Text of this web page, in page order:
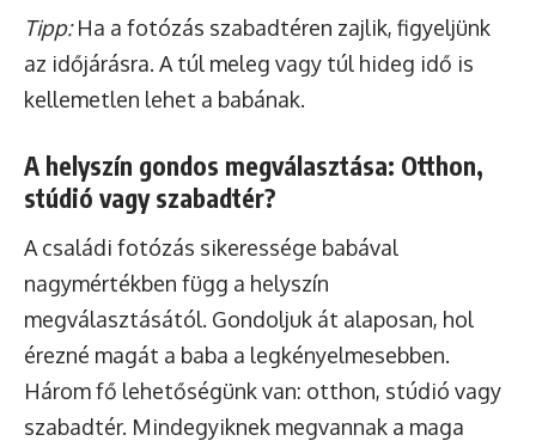
Tipp:Ha a fotózás szabadtéren zajlik, figyeljünk
az időjárásra. A túl meleg vagy túl hideg idő is
kellemetlen lehet a babának.
A helyszín gondos megválasztása: Otthon,
stúdió vagy szabadtér?
A családi fotózás sikeressége babával
nagymértékben függ a helyszín
megválasztásától. Gondoljuk át alaposan, hol
érezné magát a baba a legkényelmesebben.
Három fő lehetőségünk van: otthon, stúdió vagy
szabadtér. Mindegyiknek megvannak a maga